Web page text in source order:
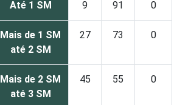
Até 1 SM 9 91 0
Mais de 1 SM
até 2 SM
27 73 0
Mais de 2 SM
até 3 SM
45 55 0